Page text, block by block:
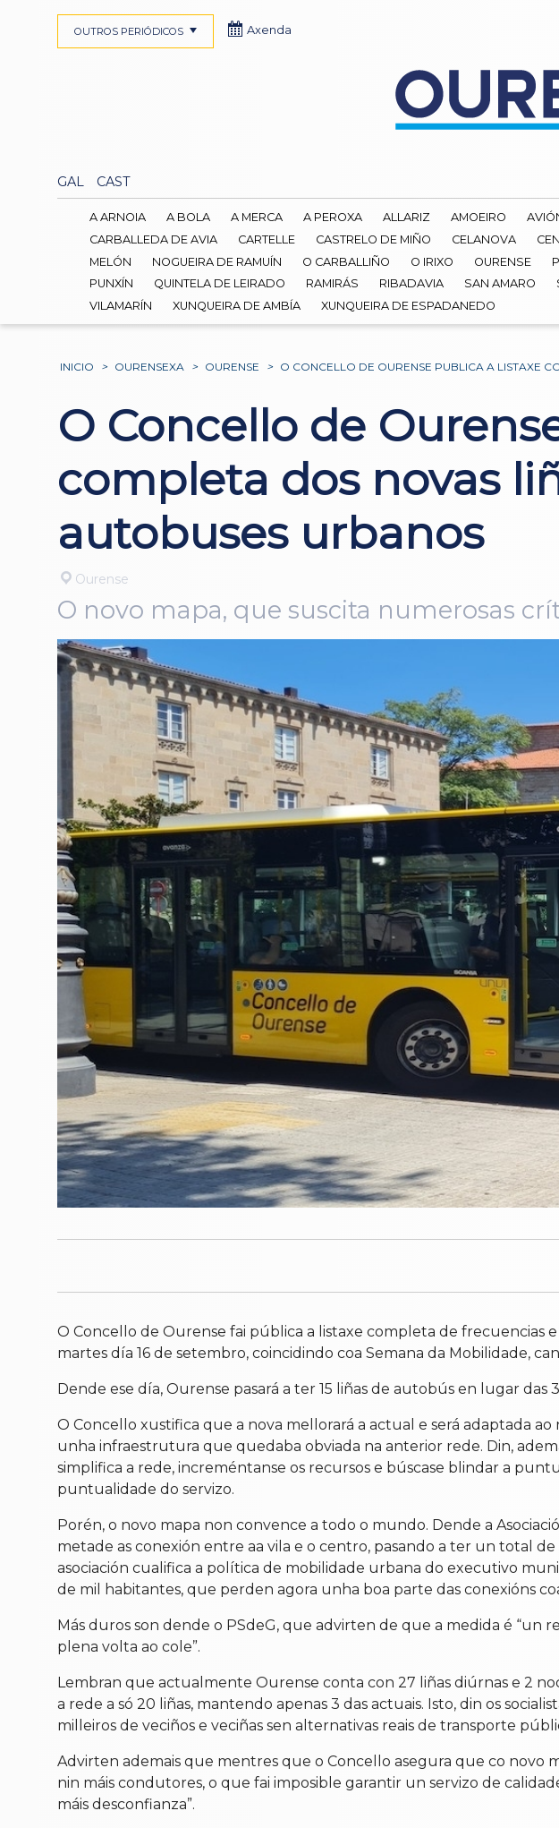
GAL CAST
OUTROS PERIÓDICOS Axenda
A ARNOIA A BOLA A MERCA A PEROXA ALLARIZ AMOEIRO
CARBALLEDA DE AVIA
CARTELLE CASTRELO DE MIÑO CELANOVA
MELÓN
NOGUEIRA DE RAMUÍN O CARBALLIÑO O IRIXO OURENSE
PUNXÍN
QUINTELA DE LEIRADO RAMIRÁS RIBADAVIA SAN AMARO
VILAMARÍN
XUNQUEIRA DE AMBÍA XUNQUEIRA DE ESPADANEDO
INICIO > OURENSEXA > OURENSE > O CONCELLO DE OURENSE PUBLICA A LISTAXE
O Concello de
completa dos novas
autobuses urbanos
Ourense
O novo mapa, que suscita numerosas
O Concello de Ourense fai pública a listaxe completa de frecuencias e
martes día 16 de setembro, coincidindo coa Semana da Mobilidade,
Dende ese día, Ourense pasará a ter 15 liñas de autobús en lugar
O Concello xustifica que a nova mellorará a actual e será adaptada
unha infraestrutura que quedaba obviada na anterior rede. Din,
simplifica a rede, increméntanse os recursos e búscase blindar a
puntualidade do servizo.
Porén, o novo mapa non convence a todo o mundo. Dende a
metade as conexión entre aa vila e o centro, pasando a ter un total
asociación cualifica a política de mobilidade urbana do executivo
de mil habitantes, que perden agora unha boa parte das conexións
Más duros son dende o PSdeG, que advirten de que a medida é
plena volta ao cole”.
Lembran que actualmente Ourense conta con 27 liñas diúrnas e 2
a rede a só 20 liñas, mantendo apenas 3 das actuais. Isto, din os
milleiros de veciños e veciñas sen alternativas reais de transporte
Advirten ademais que mentres que o Concello asegura que co novo
nin máis condutores, o que fai imposible garantir un servizo de
máis desconfianza”.